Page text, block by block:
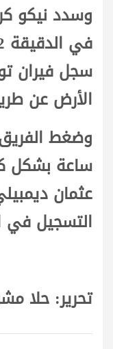
وسدد نيكو
سجل فيران
الأرض عن
وضغط
ساعة بشكل
عثمان
التسجيل في
تحرير: حلا